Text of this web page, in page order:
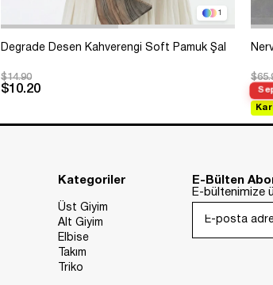
1
Degrade Desen Kahverengi Soft Pamuk Şal
$14.90
$10.20
Kategoriler
Üst Giyim
Alt Giyim
Elbise
Takım
Triko
E-Bülten
E-bültenimize